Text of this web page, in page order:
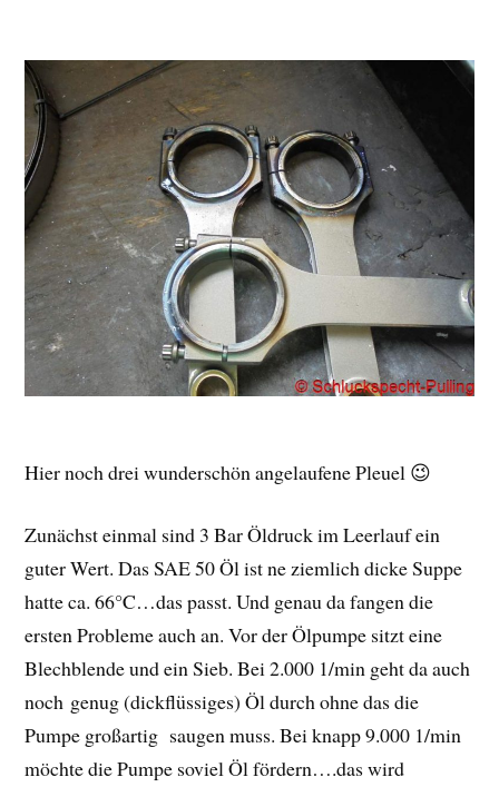
Hier noch drei wunderschön angelaufene Pleuel 😉
Zunächst einmal sind 3 Bar Öldruck im Leerlauf ein
guter Wert. Das SAE 50 Öl ist ne ziemlich dicke Suppe
hatte ca. 66°C…das passt. Und genau da fangen die
ersten Probleme auch an. Vor der Ölpumpe sitzt eine
Blechblende und ein Sieb. Bei 2.000 1/min geht da auch
noch genug (dickflüssiges) Öl durch ohne das die
Pumpe großartig saugen muss. Bei knapp 9.000 1/min
möchte die Pumpe soviel Öl fördern….das wird